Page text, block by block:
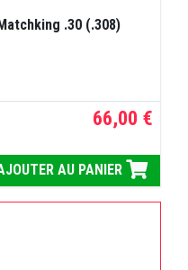
.30 (.308)
66,00 €
AU PANIER